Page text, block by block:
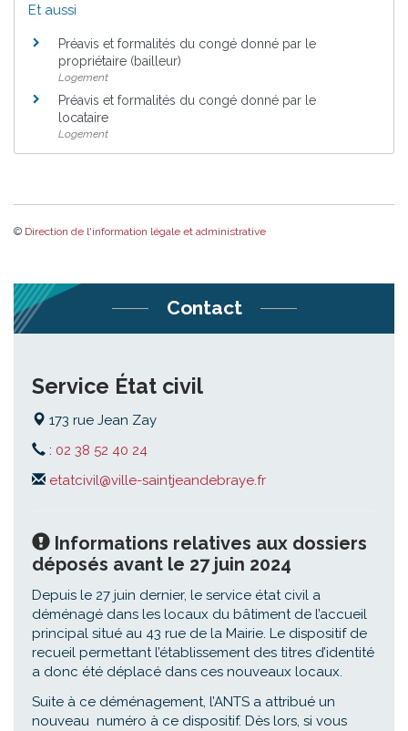
Et aussi
Préavis et formalités du congé donné par le
propriétaire (bailleur)
Logement
Préavis et formalités du congé donné par le
locataire
Logement
© Direction de l'information légale et administrative
Contact
Service État civil
173 rue Jean Zay
: 02 38 52 40 24
etatcivil@ville-saintjeandebraye.fr
Informations relatives aux dossiers
déposés avant le 27 juin 2024
Depuis le 27 juin dernier, le service état civil a
déménagé dans les locaux du bâtiment de l’accueil
principal situé au 43 rue de la Mairie. Le dispositif de
recueil permettant l’établissement des titres d’identité
a donc été déplacé dans ces nouveaux locaux.
Suite à ce déménagement, l’ANTS a attribué un
nouveau numéro à ce dispositif. Dès lors, si vous